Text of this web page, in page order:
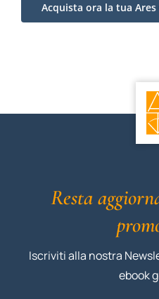
Acquista ora la tua Ares
Resta
Iscriviti alla nostra
ebook